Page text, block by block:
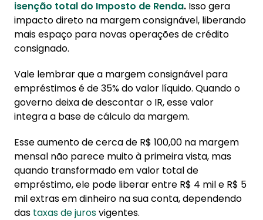
isenção total do Imposto de Renda. Isso gera
impacto direto na margem consignável, liberando
mais espaço para novas operações de crédito
consignado.
Vale lembrar que a margem consignável para
empréstimos é de 35% do valor líquido. Quando o
governo deixa de descontar o IR, esse valor
integra a base de cálculo da margem.
Esse aumento de cerca de R$ 100,00 na margem
mensal não parece muito à primeira vista, mas
quando transformado em valor total de
empréstimo, ele pode liberar entre R$ 4 mil e R$ 5
mil extras em dinheiro na sua conta, dependendo
das taxas de jurosvigentes.